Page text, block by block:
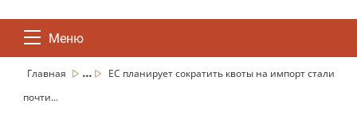
Меню
Главная ...
ЕС планирует сократить квоты на импорт стали
почти...